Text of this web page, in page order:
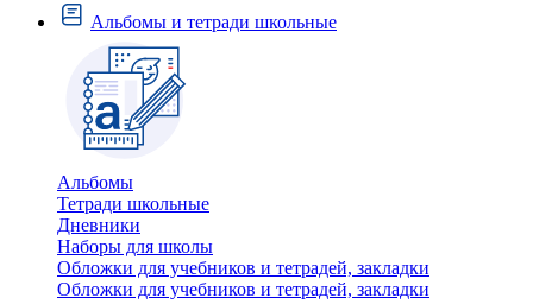
Альбомы и тетради школьные
Альбомы
Тетради школьные
Дневники
Наборы для школы
Обложки для учебников и тетрадей, закладки
Обложки для учебников и тетрадей, закладки